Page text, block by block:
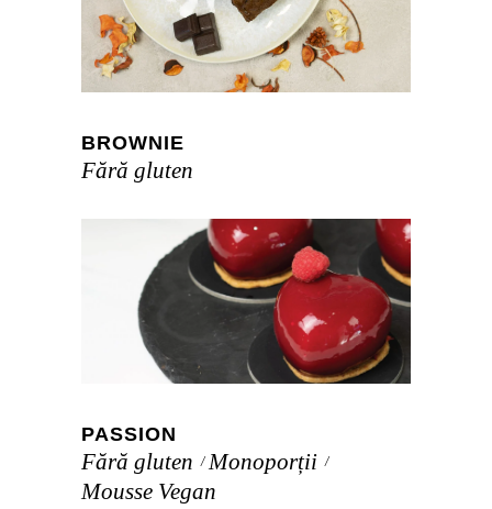
BROWNIE
Fără gluten
PASSION
Fără gluten
Monoporții
Mousse Vegan